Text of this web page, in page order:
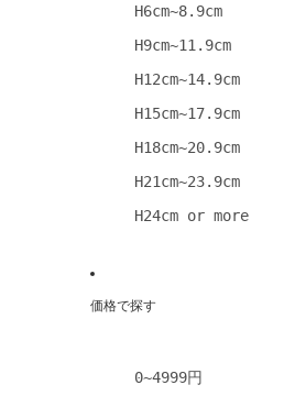
H6cm~8.9cm
H9cm~11.9cm
H12cm~14.9cm
H15cm~17.9cm
H18cm~20.9cm
H21cm~23.9cm
H24cm or more
価格で探す
0~4999円